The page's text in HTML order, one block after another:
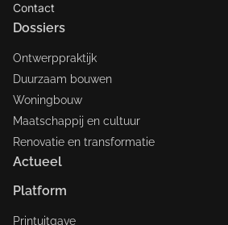
Contact
Dossiers
Ontwerppraktijk
Duurzaam bouwen
Woningbouw
Maatschappij en cultuur
Renovatie en transformatie
Actueel
Platform
Printuitgave